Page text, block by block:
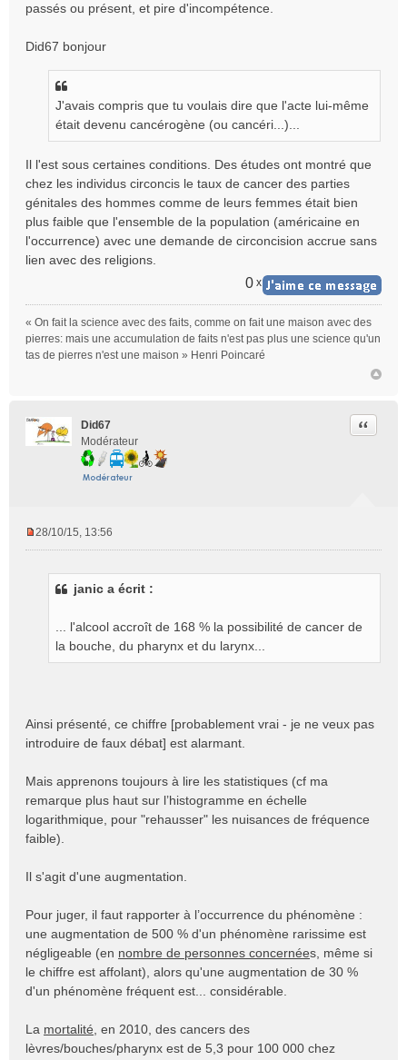
passés ou présent, et pire d'incompétence.
Did67 bonjour
J'avais compris que tu voulais dire que l'acte lui-même
était devenu cancérogène (ou cancéri...)...
Il l'est sous certaines conditions. Des études ont montré que
chez les individus circoncis le taux de cancer des parties
génitales des hommes comme de leurs femmes était bien
plus faible que l'ensemble de la population (américaine en
l'occurrence) avec une demande de circoncision accrue sans
lien avec des religions.
0 x
« On fait la science avec des faits, comme on fait une maison avec des
pierres: mais une accumulation de faits n'est pas plus une science qu'un
tas de pierres n'est une maison » Henri Poincaré
Did67
Modérateur
Citer
u
28/10/15, 13:56
janic a écrit :
... l'alcool accroît de 168 % la possibilité de cancer de
la bouche, du pharynx et du larynx...
Ainsi présenté, ce chiffre [probablement vrai - je ne veux pas
introduire de faux débat] est alarmant.
Mais apprenons toujours à lire les statistiques (cf ma
remarque plus haut sur l’histogramme en échelle
logarithmique, pour "rehausser" les nuisances de fréquence
faible).
Il s'agit d'une augmentation.
Pour juger, il faut rapporter à l’occurrence du phénomène :
une augmentation de 500 % d'un phénomène rarissime est
négligeable (en nombre de personnes concernées, même si
le chiffre est affolant), alors qu'une augmentation de 30 %
d'un phénomène fréquent est... considérable.
La mortalité , en 2010, des cancers des
lèvres/bouches/pharynx est de 5,3 pour 100 000 chez